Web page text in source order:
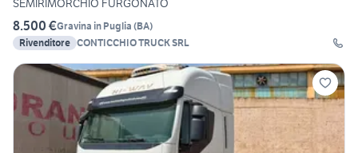
SEMIRIMORCHIO FURGONATO
8.500 €Gravina in Puglia (BA)
Rivenditore CONTICCHIO TRUCK SRL